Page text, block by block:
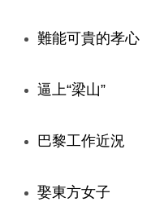
難能可貴的孝心
逼上“梁山”
巴黎工作近況
娶東方女子